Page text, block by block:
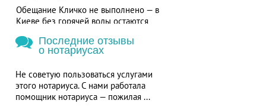
Обещание Кличко не выполнено — в
Киеве без горячей воды остаются
Последние отзывы
о нотариусах
Не советую пользоваться услугами
этого нотариуса. С нами работала
помощник нотариуса — пожилая ...